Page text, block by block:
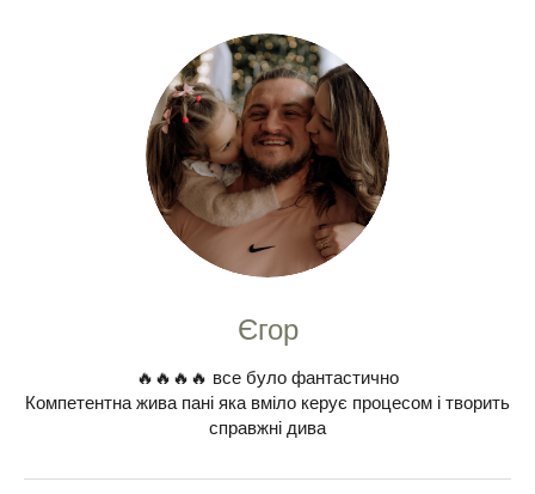
Єгор
🔥🔥🔥🔥 все було фантастично
Компетентна жива пані яка вміло керує процесом і творить
справжні дива